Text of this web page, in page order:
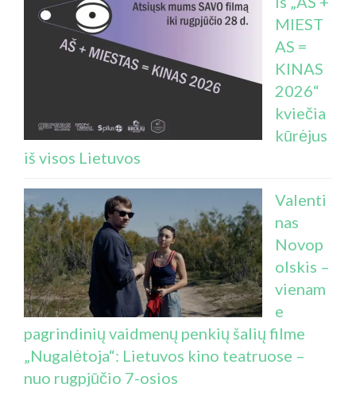
MIEST
AS =
KINAS
2026“
kviečia
kūrėjus
iš visos Lietuvos
Valenti
nas
Novop
olskis –
vienam
e
pagrindinių vaidmenų penkių šalių filme
„Nugalėtoja“: Lietuvos kino teatruose –
nuo rugpjūčio 7-osios